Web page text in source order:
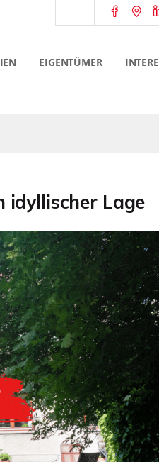
EIGENTÜMER
idyllischer Lage